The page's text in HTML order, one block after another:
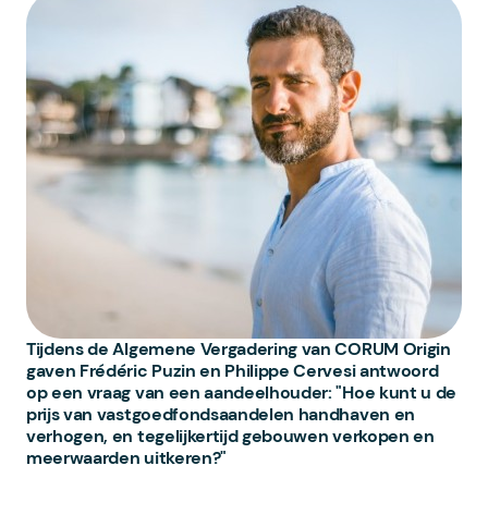
Tijdens de Algemene Vergadering van CORUM Origin
gaven Frédéric Puzin en Philippe Cervesi antwoord
op een vraag van een aandeelhouder: "Hoe kunt u de
prijs van vastgoedfondsaandelen handhaven en
verhogen, en tegelijkertijd gebouwen verkopen en
meerwaarden uitkeren?"